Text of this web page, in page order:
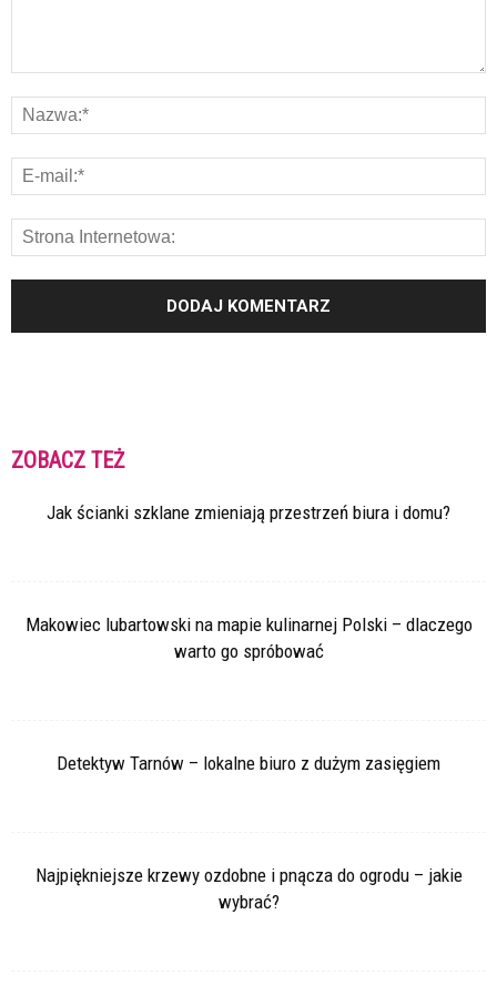
ZOBACZ TEŻ
Jak ścianki szklane zmieniają przestrzeń biura i domu?
Makowiec lubartowski na mapie kulinarnej Polski – dlaczego
warto go spróbować
Detektyw Tarnów – lokalne biuro z dużym zasięgiem
Najpiękniejsze krzewy ozdobne i pnącza do ogrodu – jakie
wybrać?